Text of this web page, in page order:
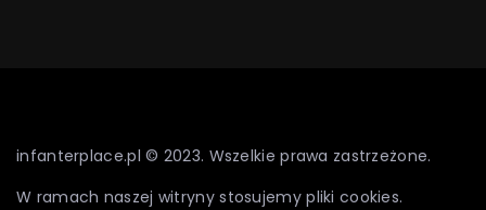
infanterplace.pl © 2023. Wszelkie prawa zastrzeżone.
W ramach naszej witryny stosujemy pliki cookies.